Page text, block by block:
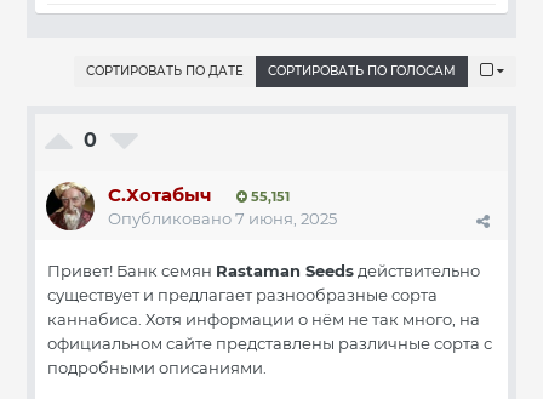
СОРТИРОВАТЬ ПО ГОЛОСАМ
СОРТИРОВАТЬ ПО ДАТЕ
0
С.Хотабыч 55,151
Опубликовано7 июня, 2025
Привет! Банк семян Rastaman Seedsдействительно
существует и предлагает разнообразные сорта
каннабиса. Хотя информации о нём не так много, на
официальном сайте представлены различные сорта с
подробными описаниями.